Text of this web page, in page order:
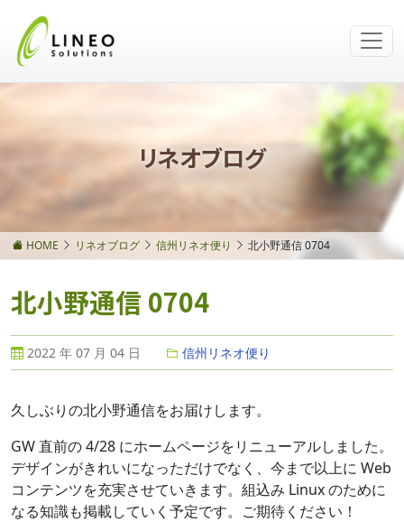
リネオブログ
HOME リネオブログ 信州リネオ便り 北小野通信 0704
北小野通信 0704
2022 年 07 月 04 日 信州リネオ便り
久しぶりの北小野通信をお届けします。
GW 直前の 4/28 にホームページをリニューアルしました。
デザインがきれいになっただけでなく、今まで以上に Web
コンテンツを充実させていきます。組込み Linux のために
なる知識も掲載していく予定です。ご期待ください！